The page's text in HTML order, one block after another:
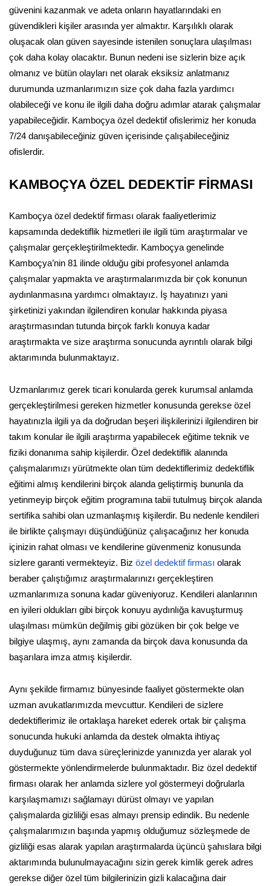
güvenini kazanmak ve adeta onların hayatlarındaki en
güvendikleri kişiler arasında yer almaktır. Karşılıklı olarak
oluşacak olan güven sayesinde istenilen sonuçlara ulaşılması
çok daha kolay olacaktır. Bunun nedeni ise sizlerin bize açık
olmanız ve bütün olayları net olarak eksiksiz anlatmanız
durumunda uzmanlarımızın size çok daha fazla yardımcı
olabileceği ve konu ile ilgili daha doğru adımlar atarak çalışmalar
yapabileceğidir. Kamboçya özel dedektif ofislerimiz her konuda
7/24 danışabileceğiniz güven içerisinde çalışabileceğiniz
ofislerdir.
KAMBOÇYA ÖZEL DEDEKTİF FİRMASI
Kamboçya özel dedektif firması olarak faaliyetlerimiz
kapsamında dedektiflik hizmetleri ile ilgili tüm araştırmalar ve
çalışmalar gerçekleştirilmektedir. Kamboçya genelinde
Kamboçya’nin 81 ilinde olduğu gibi profesyonel anlamda
çalışmalar yapmakta ve araştırmalarımızda bir çok konunun
aydınlanmasına yardımcı olmaktayız. İş hayatınızı yani
şirketinizi yakından ilgilendiren konular hakkında piyasa
araştırmasından tutunda birçok farklı konuya kadar
araştırmakta ve size araştırma sonucunda ayrıntılı olarak bilgi
aktarımında bulunmaktayız.
Uzmanlarımız gerek ticari konularda gerek kurumsal anlamda
gerçekleştirilmesi gereken hizmetler konusunda gerekse özel
hayatınızla ilgili ya da doğrudan beşeri ilişkilerinizi ilgilendiren bir
takım konular ile ilgili araştırma yapabilecek eğitime teknik ve
fiziki donanıma sahip kişilerdir. Özel dedektiflik alanında
çalışmalarımızı yürütmekte olan tüm dedektiflerimiz dedektiflik
eğitimi almış kendilerini birçok alanda geliştirmiş bununla da
yetinmeyip birçok eğitim programına tabii tutulmuş birçok alanda
sertifika sahibi olan uzmanlaşmış kişilerdir. Bu nedenle kendileri
ile birlikte çalışmayı düşündüğünüz çalışacağınız her konuda
içinizin rahat olması ve kendilerine güvenmeniz konusunda
sizlere garanti vermekteyiz. Biz özel dedektif firması olarak
beraber çalıştığımız araştırmalarınızı gerçekleştiren
uzmanlarımıza sonuna kadar güveniyoruz. Kendileri alanlarının
en iyileri oldukları gibi birçok konuyu aydınlığa kavuşturmuş
ulaşılması mümkün değilmiş gibi gözüken bir çok belge ve
bilgiye ulaşmış, aynı zamanda da birçok dava konusunda da
başarılara imza atmış kişilerdir.
Aynı şekilde firmamız bünyesinde faaliyet göstermekte olan
uzman avukatlarımızda mevcuttur. Kendileri de sizlere
dedektiflerimiz ile ortaklaşa hareket ederek ortak bir çalışma
sonucunda hukuki anlamda da destek olmakta ihtiyaç
duyduğunuz tüm dava süreçlerinizde yanınızda yer alarak yol
göstermekte yönlendirmelerde bulunmaktadır. Biz özel dedektif
firması olarak her anlamda sizlere yol göstermeyi doğrularla
karşılaşmamızı sağlamayı dürüst olmayı ve yapılan
çalışmalarda gizliliği esas almayı prensip edindik. Bu nedenle
çalışmalarımızın başında yapmış olduğumuz sözleşmede de
gizliliği esas alarak yapılan araştırmalarda üçüncü şahıslara bilgi
aktarımında bulunulmayacağını sizin gerek kimlik gerek adres
gerekse diğer özel tüm bilgilerinizin gizli kalacağına dair